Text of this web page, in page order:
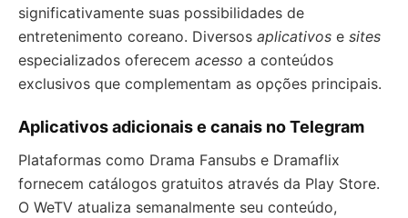
significativamente suas possibilidades de
entretenimento coreano. Diversos aplicativos e sites
especializados oferecem acesso a conteúdos
exclusivos que complementam as opções principais.
Aplicativos adicionais e canais no Telegram
Plataformas como Drama Fansubs e Dramaflix
fornecem catálogos gratuitos através da Play Store.
O WeTV atualiza semanalmente seu conteúdo,